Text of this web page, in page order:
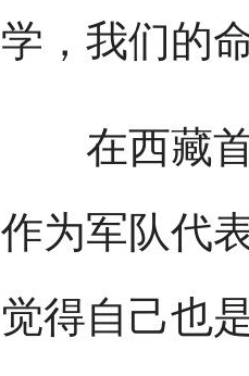
学，我们的
在西藏首
作为军队代
觉得自己也